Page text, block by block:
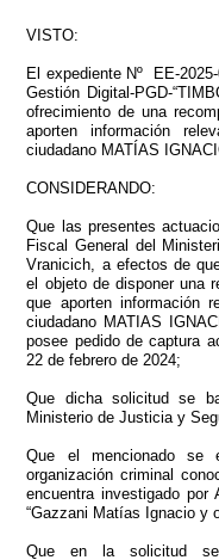
VISTO:
El expediente Nº EE-
Gestión Digital-PGD-
ofrecimiento de una
aporten información
ciudadano MATÍAS
CONSIDERANDO:
Que las presentes
Fiscal General del
Vranicich, a efectos de
el objeto de disponer una
que aporten información
ciudadano MATIAS
posee pedido de captura
22 de febrero de 2024;
Que dicha solicitud se
Ministerio de Justicia y
Que el mencionado se
organización criminal
encuentra investigado por
“Gazzani Matías Ignacio y
Que en la solicitud